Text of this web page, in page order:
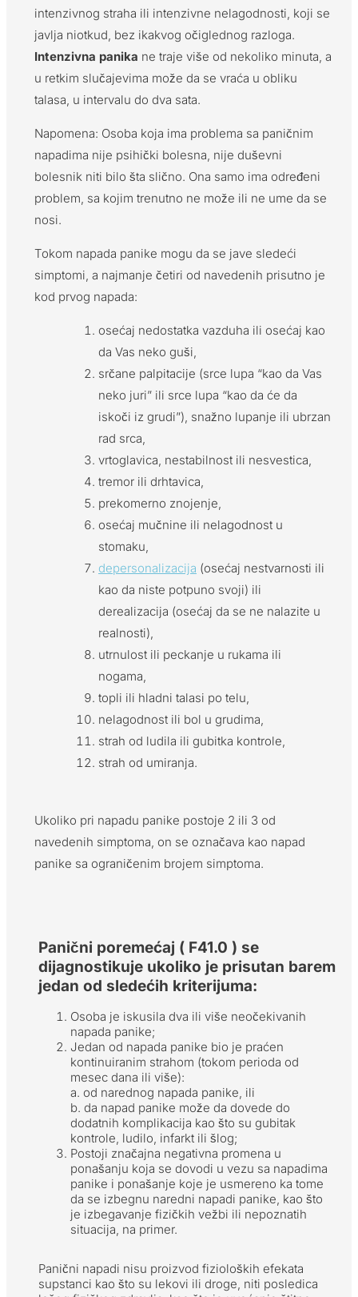
intenzivnog straha ili intenzivne nelagodnosti, koji se
javlja niotkud, bez ikakvog očiglednog razloga.
Intenzivna panika ne traje više od nekoliko minuta, a
u retkim slučajevima može da se vraća u obliku
talasa, u intervalu do dva sata.
Napomena: Osoba koja ima problema sa paničnim
napadima nije psihički bolesna, nije duševni
bolesnik niti bilo šta slično. Ona samo ima određeni
problem, sa kojim trenutno ne može ili ne ume da se
nosi.
Tokom napada panike mogu da se jave sledeći
simptomi, a najmanje četiri od navedenih prisutno je
kod prvog napada:
osećaj nedostatka vazduha ili osećaj kao
da Vas neko guši,
srčane palpitacije (srce lupa “kao da Vas
neko juri” ili srce lupa “kao da će da
iskoči iz grudi”), snažno lupanje ili ubrzan
rad srca,
vrtoglavica, nestabilnost ili nesvestica,
tremor ili drhtavica,
prekomerno znojenje,
osećaj mučnine ili nelagodnost u
stomaku,
depersonalizacija (osećaj nestvarnosti ili
kao da niste potpuno svoji) ili
derealizacija (osećaj da se ne nalazite u
realnosti),
utrnulost ili peckanje u rukama ili
nogama,
topli ili hladni talasi po telu,
nelagodnost ili bol u grudima,
strah od ludila ili gubitka kontrole,
strah od umiranja.
Ukoliko pri napadu panike postoje 2 ili 3 od
navedenih simptoma, on se označava kao napad
panike sa ograničenim brojem simptoma.
Panični poremećaj ( F41.0 ) se
dijagnostikuje ukoliko je prisutan barem
jedan od sledećih kriterijuma:
Osoba je iskusila dva ili više neočekivanih
napada panike;
Jedan od napada panike bio je praćen
kontinuiranim strahom (tokom perioda od
mesec dana ili više):
a. od narednog napada panike, ili
b. da napad panike može da dovede do
dodatnih komplikacija kao što su gubitak
kontrole, ludilo, infarkt ili šlog;
Postoji značajna negativna promena u
ponašanju koja se dovodi u vezu sa napadima
panike i ponašanje koje je usmereno ka tome
da se izbegnu naredni napadi panike, kao što
je izbegavanje fizičkih vežbi ili nepoznatih
situacija, na primer.
Panični napadi nisu proizvod fizioloških efekata
supstanci kao što su lekovi ili droge, niti posledica